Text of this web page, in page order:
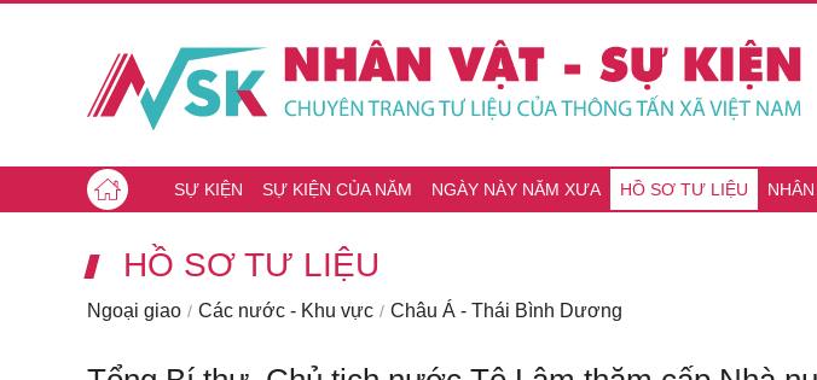
SỰ KIỆN SỰ KIỆN CỦA NĂM NGÀY NÀY NĂM XƯA HỒ SƠ TƯ LIỆU
HỒ SƠ TƯ LIỆU
Ngoại giao Các nước - Khu vực Châu Á - Thái Bình Dương